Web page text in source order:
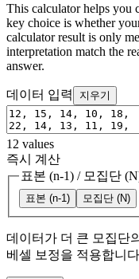
This calculator helps you
key choice is whether
calculator result is only
interpretation match the
answer.
데이터 입력 지우기
12 values
즉시 계산
표본 (n-1) / 모집단
표본 (n-1) 모집단 (N)
데이터가 더 큰 모집단
베셀 보정을 적용합니